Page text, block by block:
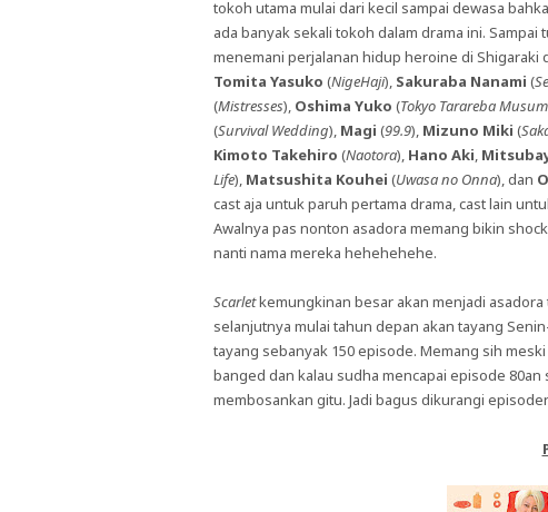
tokoh utama mulai dari kecil sampai dewasa
ada banyak sekali tokoh dalam drama ini.
menemani perjalanan hidup heroine di Shigaraki
Tomita Yasuko (NigeHaji), Sakuraba Nanami (
(Mistresses), Oshima Yuko (Tokyo Tarareba
(Survival Wedding), Magi (99.9), Mizuno Miki (
Kimoto Takehiro (Naotora), Hano Aki,
Life), Matsushita Kouhei (Uwasa no Onna), dan
cast aja untuk paruh pertama drama, cast lain
Awalnya pas nonton asadora memang bikin
nanti nama mereka hehehehehe.
Scarletkemungkinan besar akan menjadi
selanjutnya mulai tahun depan akan tayang Senin-
tayang sebanyak 150 episode. Memang sih
banged dan kalau sudha mencapai episode
membosankan gitu. Jadi bagus dikurangi